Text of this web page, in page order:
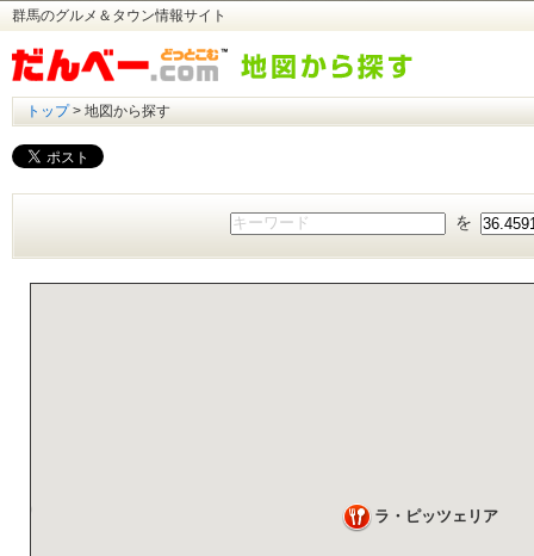
群馬のグルメ＆タウン情報サイト
トップ> 地図から探す
を
ラ・ピッツェリア